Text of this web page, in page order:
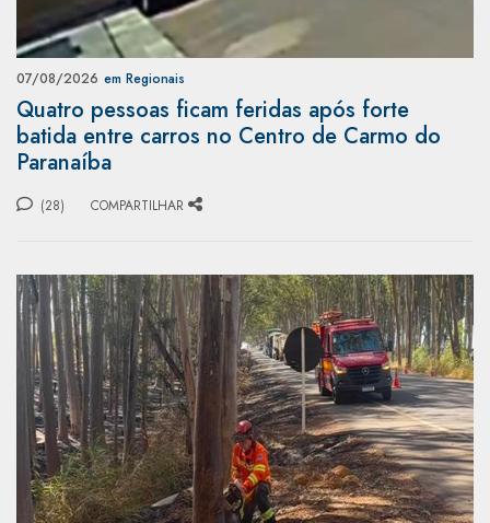
07/08/2026 em Regionais
Quatro pessoas ficam feridas após forte
batida entre carros no Centro de Carmo do
Paranaíba
(28) COMPARTILHAR